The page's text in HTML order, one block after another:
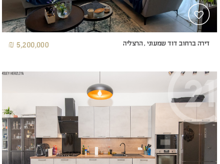
דירה ברחוב דוד שמעוני , הרצליה 5,200,000 ₪